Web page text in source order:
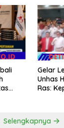
Gelar
Unhas
Ras:
Selengkapnya